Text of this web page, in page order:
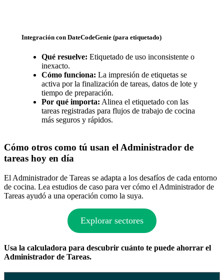
Integración con DateCodeGenie (para etiquetado)
Qué resuelve: Etiquetado de uso inconsistente o
inexacto.
Cómo funciona: La impresión de etiquetas se
activa por la finalización de tareas, datos de lote y
tiempo de preparación.
Por qué importa: Alinea el etiquetado con las
tareas registradas para flujos de trabajo de cocina
más seguros y rápidos.
Cómo otros como tú usan el Administrador de
tareas hoy en día
El Administrador de Tareas se adapta a los desafíos de cada entorno
de cocina. Lea estudios de caso para ver cómo el Administrador de
Tareas ayudó a una operación como la suya.
Explorar sectores
Usa la calculadora para descubrir cuánto te puede ahorrar el
Administrador de Tareas.